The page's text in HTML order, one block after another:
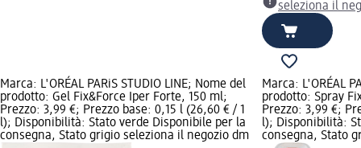
seleziona il
Marca: L'ORÉAL PARiS STUDIO LINE; Nome del
prodotto: Gel Fix&Force Iper Forte, 150 ml;
Prezzo: 3,99 €; Prezzo base: 0,15 l (26,60 € / 1
l); Disponibilità: Stato verde Disponibile per la
consegna, Stato grigio seleziona il negozio dm
Marca: L'ORÉAL
prodotto: Spray
Prezzo: 3,99 €;
l); Disponibilità:
consegna, Stato